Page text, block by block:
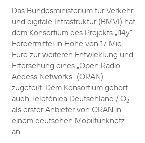
Das Bundesministerium für Verkehr
und digitale Infrastruktur (BMVI) hat
dem Konsortium des Projekts „i14y“
Fördermittel in Höhe von 17 Mio.
Euro zur weiteren Entwicklung und
Erforschung eines „Open Radio
Access Networks“ (ORAN)
zugeteilt. Dem Konsortium gehört
auch Telefónica Deutschland / O2
als erster Anbieter von ORAN in
einem deutschen Mobilfunknetz
an.